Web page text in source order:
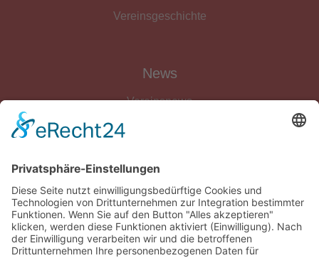
Vereinsgeschichte
News
Vereinsnews
Gymnastik & Aerobic
Tischtennis
Footvolley